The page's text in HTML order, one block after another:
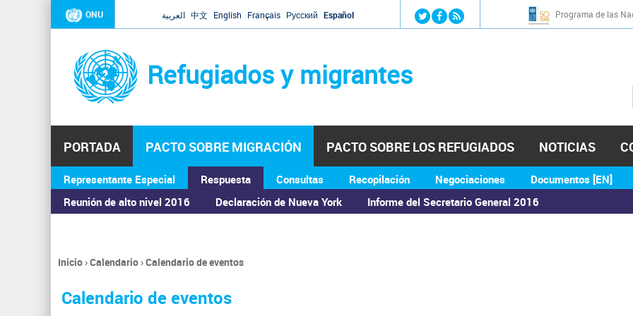
Jump to navigation
ONU العربية 中文 English Français Русский Español Programa de las
Refugiados y migrantes
PORTADA PACTO SOBRE MIGRACIÓN
Representante Especial
Respuesta
Reunión de alto nivel 2016
Declaración de Nueva York Informe del Secretario General 2016
Consultas Recopilación Negociaciones Documentos [EN]
PACTO SOBRE LOS REFUGIADOS NOTICIAS
ASAMBLEA GENERAL
Se
encuentra
usted
Inicio›Calendario›Calendario de eventos
Calendario de eventos